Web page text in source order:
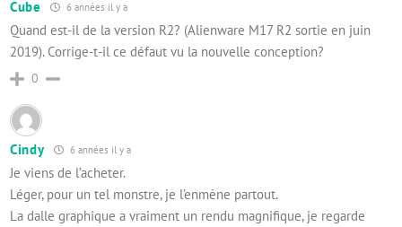
Cube 6 années il y a
Quand est-il de la version R2? (Alienware M17 R2 sortie en juin
2019). Corrige-t-il ce défaut vu la nouvelle conception?
0
Cindy 6 années il y a
Je viens de l’acheter.
Léger, pour un tel monstre, je l’enmène partout.
La dalle graphique a vraiment un rendu magnifique, je regarde